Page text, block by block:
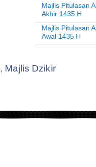
Majlis Pitulasan
Akhir 1435 H
Majlis Pitulasan
Awal 1435 H
, Majlis Dzikir